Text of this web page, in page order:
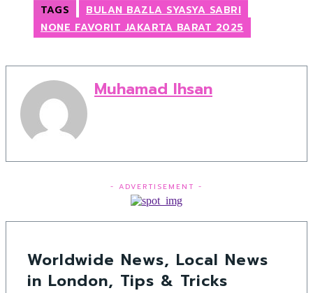
TAGS
BULAN BAZLA SYASYA SABRI
NONE FAVORIT JAKARTA BARAT 2025
Muhamad Ihsan
- ADVERTISEMENT -
Worldwide News, Local News
in London, Tips & Tricks